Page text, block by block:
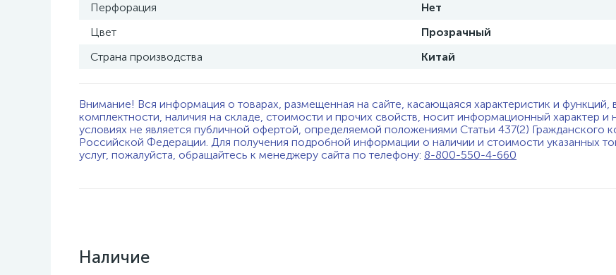
Перфорация
Нет
Цвет
Прозрачный
Страна производства
Китай
Внимание! Вся информация о товарах, размещенная на сайте, касающаяся характеристик и функций,
комплектности, наличия на складе, стоимости и прочих свойств, носит информационный характер и
условиях не является публичной офертой, определяемой положениями Статьи 437(2) Гражданского
Российской Федерации. Для получения подробной информации о наличии и стоимости указанных
услуг, пожалуйста, обращайтесь к менеджеру сайта по телефону: 8-800-550-4-660
Наличие